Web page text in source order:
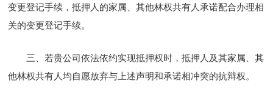
变更登记手续，抵押人的家属、其他林权共有人承诺配合办理相
关的变更登记手续。
三、若贵公司依法依约实现抵押权时，抵押人及其家属、其
他林权共有人均自愿放弃与上述声明和承诺相冲突的抗辩权。